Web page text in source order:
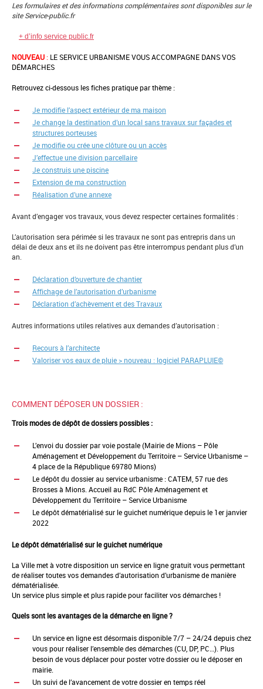
Les formulaires et des informations complémentaires sont disponibles sur le
site Service-public.fr
+ d’info service public.fr
NOUVEAU : LE SERVICE URBANISME VOUS ACCOMPAGNE DANS VOS
DÉMARCHES
Retrouvez ci-dessous les fiches pratique par thème :
Je modifie l’aspect extérieur de ma maison
Je change la destination d’un local sans travaux sur façades et
structures porteuses
Je modifie ou crée une clôture ou un accès
J’effectue une division parcellaire
Je construis une piscine
Extension de ma construction
Réalisation d’une annexe
Avant d’engager vos travaux, vous devez respecter certaines formalités :
L’autorisation sera périmée si les travaux ne sont pas entrepris dans un
délai de deux ans et ils ne doivent pas être interrompus pendant plus d’un
an.
Déclaration d’ouverture de chantier
Affichage de l’autorisation d’urbanisme
Déclaration d’achèvement et des Travaux
Autres informations utiles relatives aux demandes d’autorisation :
Recours à l’architecte
Valoriser vos eaux de pluie > nouveau : logiciel PARAPLUIE©
COMMENT DÉPOSER UN DOSSIER :
Trois modes de dépôt de dossiers possibles :
L’envoi du dossier par voie postale (Mairie de Mions – Pôle
Aménagement et Développement du Territoire – Service Urbanisme –
4 place de la République 69780 Mions)
Le dépôt du dossier au service urbanisme : CATEM, 57 rue des
Brosses à Mions. Accueil au RdC Pôle Aménagement et
Développement du Territoire – Service Urbanisme
Le dépôt dématérialisé sur le guichet numérique depuis le 1er janvier
2022
Le dépôt dématérialisé sur le guichet numérique
La Ville met à votre disposition un service en ligne gratuit vous permettant
de réaliser toutes vos demandes d’autorisation d’urbanisme de manière
dématérialisée.
Un service plus simple et plus rapide pour faciliter vos démarches !
Quels sont les avantages de la démarche en ligne ?
Un service en ligne est désormais disponible 7/7 – 24/24 depuis chez
vous pour réaliser l’ensemble des démarches (CU, DP, PC…). Plus
besoin de vous déplacer pour poster votre dossier ou le déposer en
mairie.
Un suivi de l’avancement de votre dossier en temps réel